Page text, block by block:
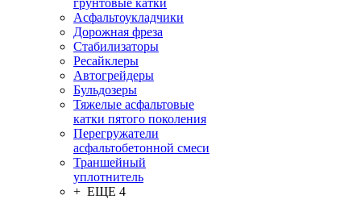
грунтовые катки
Асфальтоукладчики
Дорожная фреза
Стабилизаторы
Ресайклеры
Автогрейдеры
Бульдозеры
Тяжелые асфальтовые
катки пятого поколения
Перегружатели
асфальтобетонной смеси
Траншейный
уплотнитель
+ ЕЩЕ 4